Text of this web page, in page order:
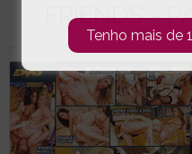
FRIENDS -
Tenho mais de